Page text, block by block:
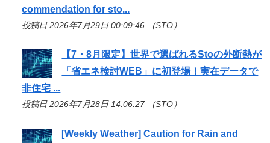
commendation forsto...
投稿日 2026年7月29日 00:09:46 （STO）
【7・8月限定】世界で選ばれるStoの外断熱が
「省エネ検討WEB」に初登場！実在データで
非住宅 ...
投稿日 2026年7月28日 14:06:27 （STO）
[Weekly Weather] Caution for Rain and